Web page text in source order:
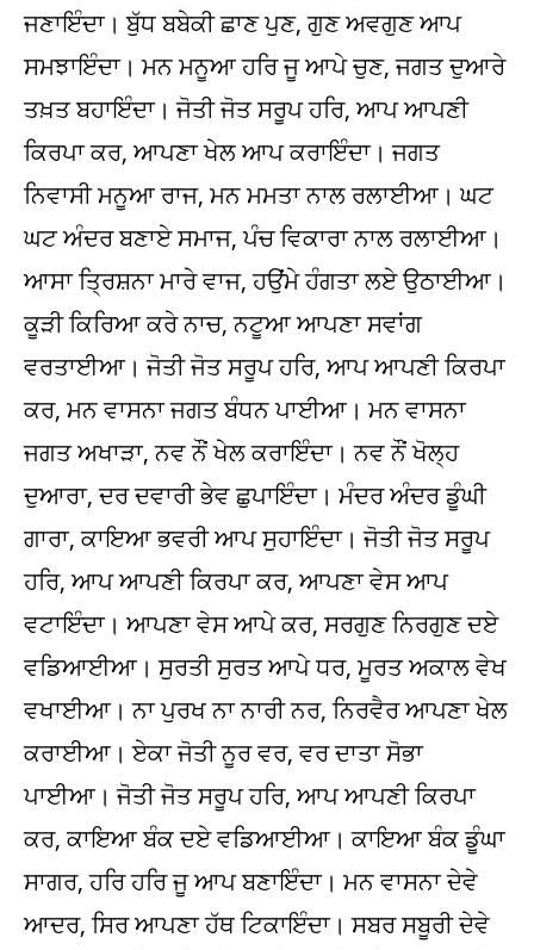
ਜਣਾਇੰਦਾ। ਬੁੱਧ ਬਬੇਕੀ ਛਾਣ ਪੁਣ, ਗੁਣ ਅਵਗੁਣ ਆਪ
ਸਮਝਾਇੰਦਾ। ਮਨ ਮਨੂਆ ਹਰਿ ਜੂ ਆਪੇ ਚੁਣ, ਜਗਤ ਦੁਆਰੇ
ਤਖ਼ਤ ਬਹਾਇੰਦਾ। ਜੋਤੀ ਜੋਤ ਸਰੂਪ ਹਰਿ, ਆਪ ਆਪਣੀ
ਕਿਰਪਾ ਕਰ, ਆਪਣਾ ਖੇਲ ਆਪ ਕਰਾਇੰਦਾ। ਜਗਤ
ਨਿਵਾਸੀ ਮਨੂਆ ਰਾਜ, ਮਨ ਮਮਤਾ ਨਾਲ ਰਲਾਈਆ। ਘਟ
ਘਟ ਅੰਦਰ ਬਣਾਏ ਸਮਾਜ, ਪੰਚ ਵਿਕਾਰਾ ਨਾਲ ਰਲਾਈਆ।
ਆਸਾ ਤ੍ਰਿਸ਼ਨਾ ਮਾਰੇ ਵਾਜ, ਹਉਂਮੇ ਹੰਗਤਾ ਲਏ ਉਠਾਈਆ।
ਕੂੜੀ ਕਿਰਿਆ ਕਰੇ ਨਾਚ, ਨਟੂਆ ਆਪਣਾ ਸਵਾਂਗ
ਵਰਤਾਈਆ। ਜੋਤੀ ਜੋਤ ਸਰੂਪ ਹਰਿ, ਆਪ ਆਪਣੀ ਕਿਰਪਾ
ਕਰ, ਮਨ ਵਾਸਨਾ ਜਗਤ ਬੰਧਨ ਪਾਈਆ। ਮਨ ਵਾਸਨਾ
ਜਗਤ ਅਖਾੜਾ, ਨਵ ਨੌਂ ਖੇਲ ਕਰਾਇੰਦਾ। ਨਵ ਨੌਂ ਖੋਲ੍ਹ
ਦੁਆਰਾ, ਦਰ ਦਵਾਰੀ ਭੇਵ ਛੁਪਾਇੰਦਾ। ਮੰਦਰ ਅੰਦਰ ਡੂੰਘੀ
ਗਾਰਾ, ਕਾਇਆ ਭਵਰੀ ਆਪ ਸੁਹਾਇੰਦਾ। ਜੋਤੀ ਜੋਤ ਸਰੂਪ
ਹਰਿ, ਆਪ ਆਪਣੀ ਕਿਰਪਾ ਕਰ, ਆਪਣਾ ਵੇਸ ਆਪ
ਵਟਾਇੰਦਾ। ਆਪਣਾ ਵੇਸ ਆਪੇ ਕਰ, ਸਰਗੁਣ ਨਿਰਗੁਣ ਦਏ
ਵਡਿਆਈਆ। ਸੁਰਤੀ ਸੁਰਤ ਆਪੇ ਧਰ, ਮੂਰਤ ਅਕਾਲ ਵੇਖ
ਵਖਾਈਆ। ਨਾ ਪੁਰਖ ਨਾ ਨਾਰੀ ਨਰ, ਨਿਰਵੈਰ ਆਪਣਾ ਖੇਲ
ਕਰਾਈਆ। ਏਕਾ ਜੋਤੀ ਨੂਰ ਵਰ, ਵਰ ਦਾਤਾ ਸੋਭਾ
ਪਾਈਆ। ਜੋਤੀ ਜੋਤ ਸਰੂਪ ਹਰਿ, ਆਪ ਆਪਣੀ ਕਿਰਪਾ
ਕਰ, ਕਾਇਆ ਬੰਕ ਦਏ ਵਡਿਆਈਆ। ਕਾਇਆ ਬੰਕ ਡੂੰਘਾ
ਸਾਗਰ, ਹਰਿ ਹਰਿ ਜੂ ਆਪ ਬਣਾਇੰਦਾ। ਮਨ ਵਾਸਨਾ ਦੇਵੇ
ਆਦਰ, ਸਿਰ ਆਪਣਾ ਹੱਥ ਟਿਕਾਇੰਦਾ। ਸਬਰ ਸਬੂਰੀ ਦੇਵੇ